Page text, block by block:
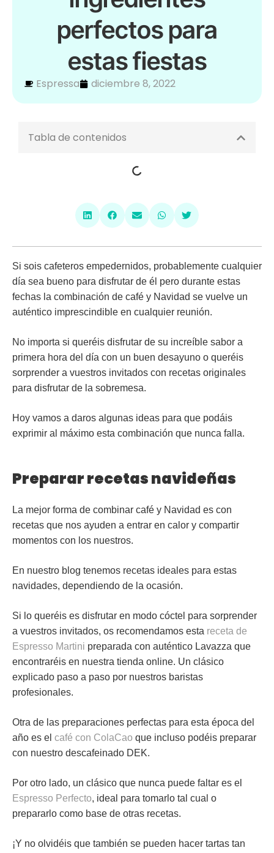
perfectos para
estas fiestas
Espressa diciembre 8, 2022
Tabla de contenidos
Si sois cafeteros empedernidos, probablemente cualquier
día sea bueno para disfrutar de él pero durante estas
fechas la combinación de café y Navidad se vuelve un
auténtico imprescindible en cualquier reunión.
No importa si queréis disfrutar de su increíble sabor a
primera hora del día con un buen desayuno o queréis
sorprender a vuestros invitados con recetas originales
para disfrutar de la sobremesa.
Hoy vamos a daros algunas ideas para que podáis
exprimir al máximo esta combinación que nunca falla.
Preparar recetas navideñas
La mejor forma de combinar café y Navidad es con
recetas que nos ayuden a entrar en calor y compartir
momentos con los nuestros.
En nuestro blog tenemos recetas ideales para estas
navidades, dependiendo de la ocasión.
Si lo queréis es disfrutar en modo cóctel para sorprender
a vuestros invitados, os recomendamos esta receta de
Espresso Martini preparada con auténtico Lavazza que
encontraréis en nuestra tienda online. Un clásico
explicado paso a paso por nuestros baristas
profesionales.
Otra de las preparaciones perfectas para esta época del
año es el café con ColaCao que incluso podéis preparar
con nuestro descafeinado DEK.
Por otro lado, un clásico que nunca puede faltar es el
Espresso Perfecto, ideal para tomarlo tal cual o
prepararlo como base de otras recetas.
¡Y no olvidéis que también se pueden hacer tartas tan